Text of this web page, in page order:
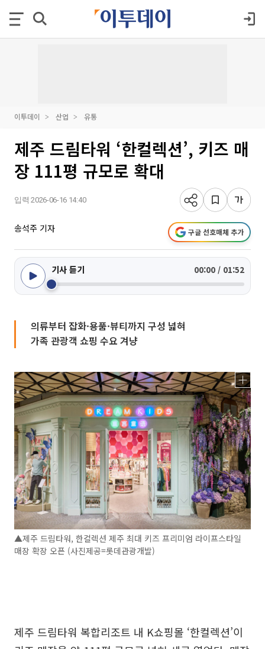
이투데이 산업 유통
제주 드림타워 ‘한컬렉션’, 키즈 매
장 111평 규모로 확대
입력 2026-06-16 14:40
송석주 기자 구글 선호매체 추가
기사 듣기 00:00 / 01:52
의류부터 잡화·용품·뷰티까지 구성 넓혀
가족 관광객 쇼핑 수요 겨냥
▲제주 드림타워, 한컬렉션 제주 최대 키즈 프리미엄 라이프스타일
매장 확장 오픈 (사진제공=롯데관광개발)
제주 드림타워 복합리조트 내 K쇼핑몰 ‘한컬렉션’이